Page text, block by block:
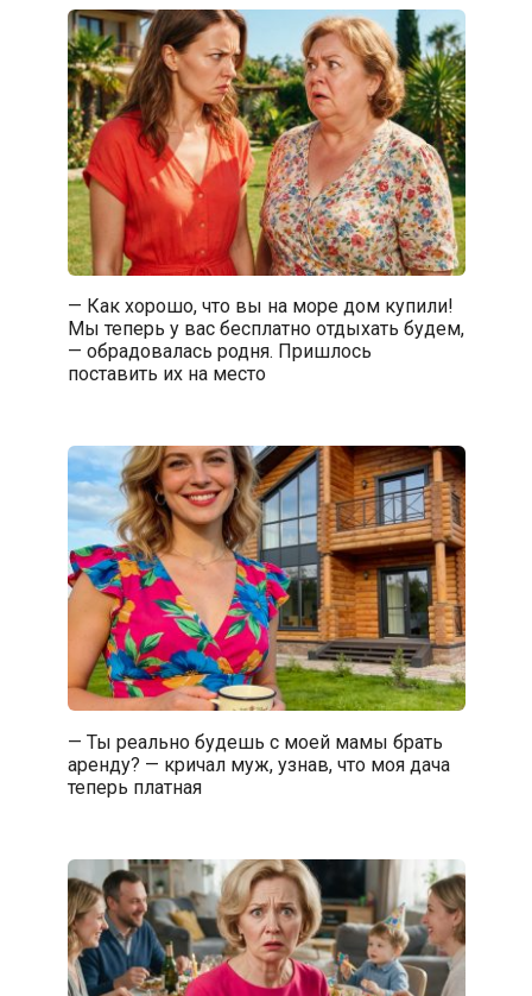
— Как хорошо, что вы на море дом купили!
Мы теперь у вас бесплатно отдыхать будем,
— обрадовалась родня. Пришлось
поставить их на место
— Ты реально будешь с моей мамы брать
аренду? — кричал муж, узнав, что моя дача
теперь платная